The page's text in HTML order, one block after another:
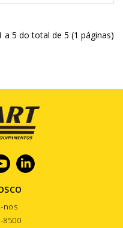
a 5 do total de 5 (1 páginas)
nos
8500